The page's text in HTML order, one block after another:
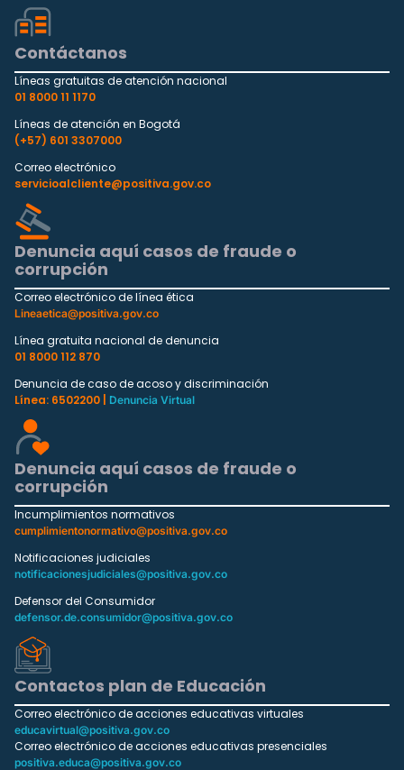
Contáctanos
Líneas gratuitas de atención nacional
01 8000 11 1170
Líneas de atención en Bogotá
(+57) 601 3307000
Correo electrónico
servicioalcliente@positiva.gov.co
Denuncia aquí casos de fraude o
corrupción
Correo electrónico de línea ética
Lineaetica@positiva.gov.co
Línea gratuita nacional de denuncia
01 8000 112 870
Denuncia de caso de acoso y discriminación
Línea: 6502200 |
Denuncia Virtual
Denuncia aquí casos de fraude o
corrupción
Incumplimientos normativos
cumplimientonormativo@positiva.gov.co
Notificaciones judiciales
notificacionesjudiciales@positiva.gov.co
Defensor del Consumidor
defensor.de.consumidor@positiva.gov.co
Contactos plan de Educación
Correo electrónico de acciones educativas virtuales
educavirtual@positiva.gov.co
Correo electrónico de acciones educativas presenciales
positiva.educa@positiva.gov.co